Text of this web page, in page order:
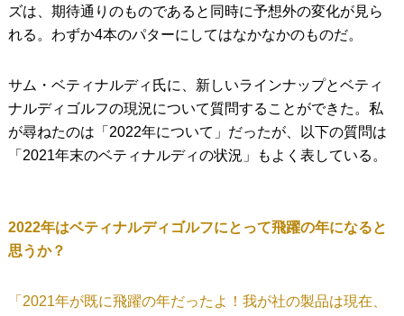
ズは、期待通りのものであると同時に予想外の変化が見ら
れる。わずか4本のパターにしてはなかなかのものだ。
サム・ベティナルディ氏に、新しいラインナップとベティ
ナルディゴルフの現況について質問することができた。私
が尋ねたのは「2022年について」だったが、以下の質問は
「2021年末のベティナルディの状況」もよく表している。
2022年はベティナルディゴルフにとって飛躍の年になると
思うか？
「2021年が既に飛躍の年だったよ！我が社の製品は現在、